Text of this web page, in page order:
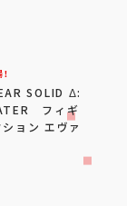
SOLID Δ:
フィギ
ョン エヴァ